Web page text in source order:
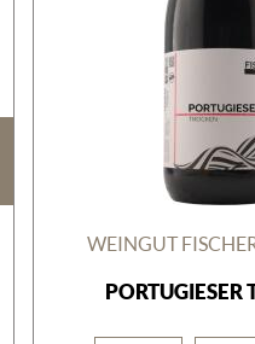
WEINGUT
PORTUGIESER